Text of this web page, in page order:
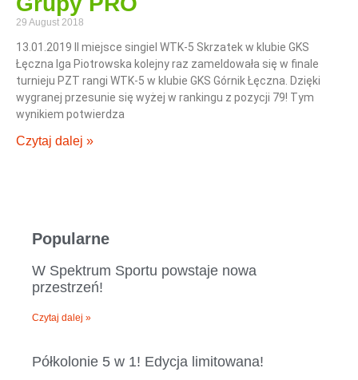
29 August 2018
13.01.2019 II miejsce singiel WTK-5 Skrzatek w klubie GKS
Łęczna Iga Piotrowska kolejny raz zameldowała się w finale
turnieju PZT rangi WTK-5 w klubie GKS Górnik Łęczna. Dzięki
wygranej przesunie się wyżej w rankingu z pozycji 79! Tym
wynikiem potwierdza
Czytaj dalej »
Popularne
W Spektrum Sportu powstaje nowa
przestrzeń!
Czytaj dalej »
Półkolonie 5 w 1! Edycja limitowana!